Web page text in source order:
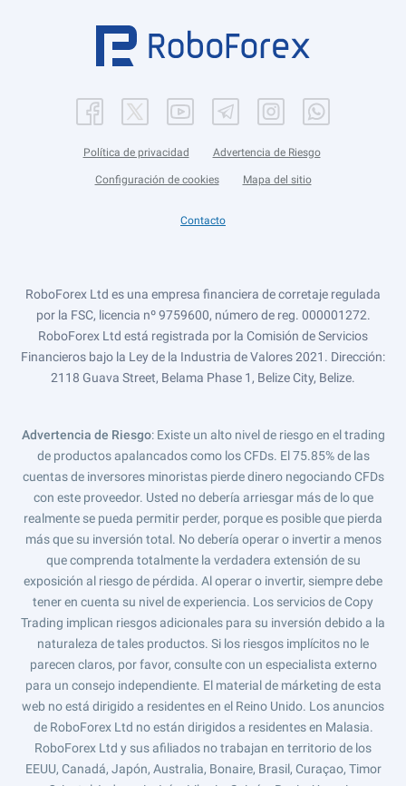
Política de privacidad Advertencia de Riesgo
Configuración de cookies Mapa del sitio
Contacto
RoboForex Ltd es una empresa financiera de corretaje regulada
por la FSC, licencia nº 9759600, número de reg. 000001272.
RoboForex Ltd está registrada por la Comisión de Servicios
Financieros bajo la Ley de la Industria de Valores 2021. Dirección:
2118 Guava Street, Belama Phase 1, Belize City, Belize.
Advertencia de Riesgo: Existe un alto nivel de riesgo en el trading
de productos apalancados como los CFDs. El 75.85% de las
cuentas de inversores minoristas pierde dinero negociando CFDs
con este proveedor. Usted no debería arriesgar más de lo que
realmente se pueda permitir perder, porque es posible que pierda
más que su inversión total. No debería operar o invertir a menos
que comprenda totalmente la verdadera extensión de su
exposición al riesgo de pérdida. Al operar o invertir, siempre debe
tener en cuenta su nivel de experiencia. Los servicios de Copy
Trading implican riesgos adicionales para su inversión debido a la
naturaleza de tales productos. Si los riesgos implícitos no le
parecen claros, por favor, consulte con un especialista externo
para un consejo independiente. El material de márketing de esta
web no está dirigido a residentes en el Reino Unido. Los anuncios
de RoboForex Ltd no están dirigidos a residentes en Malasia.
RoboForex Ltd y sus afiliados no trabajan en territorio de los
EEUU, Canadá, Japón, Australia, Bonaire, Brasil, Curaçao, Timor